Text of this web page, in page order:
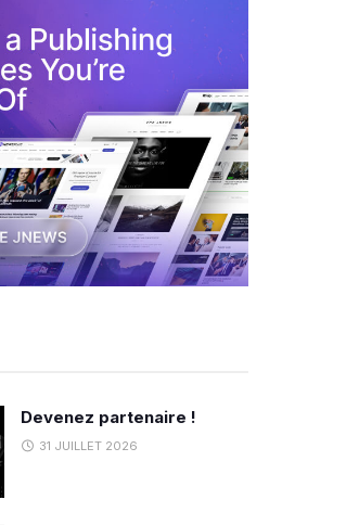
Devenez partenaire !
31 JUILLET 2026